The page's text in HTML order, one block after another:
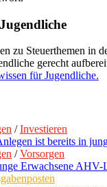
zu Steuerthemen in
gerecht
für Jugendliche.
/Investieren
ist bereits in
/Vorsorgen
Erwachsene AHV-